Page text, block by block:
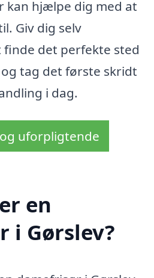
kan hjælpe dig med at
Giv dig selv
det perfekte sted
tag det første skridt
i dag.
uforpligtende
en
i Gørslev?